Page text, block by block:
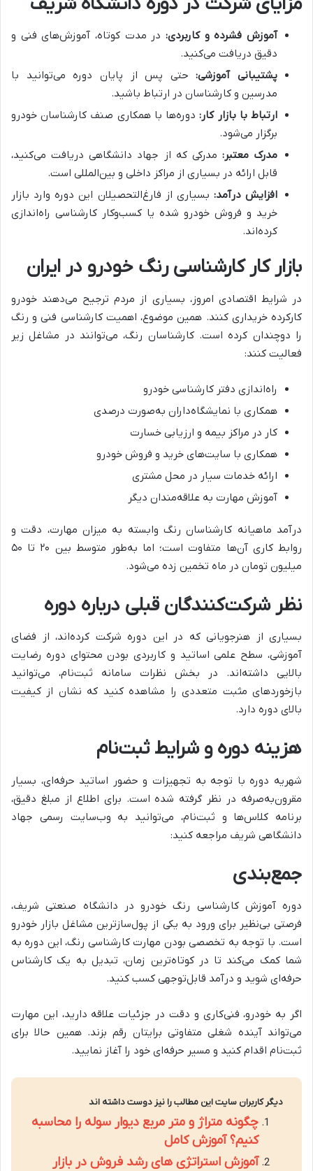
آموزش فشرده و کاربردی: در مدت کوتاه، آموزش‌های فنی و
دقیق دریافت می‌کنید.
پشتیبانی آموزشی:حتی پس از پایان دوره می‌توانید با
مدرسین و کارشناسان در ارتباط باشید.
ارتباط با بازار کار:دوره‌ها با همکاری صنف کارشناسان خودرو
برگزار می‌شود.
مدرک معتبر: مدرکی که از جهاد دانشگاهی دریافت می‌کنید،
قابل ارائه در بسیاری از مراکز داخلی و بین‌المللی است.
افزایش درآمد: بسیاری از فارغ‌التحصیلان این دوره وارد بازار
خرید و فروش خودرو شده یا کسب‌وکار کارشناسی راه‌اندازی
کرده‌اند.
بازار کار کارشناسی رنگ خودرو در ایران
در شرایط اقتصادی امروز، بسیاری از مردم ترجیح می‌دهند خودرو
کارکرده خریداری کنند. همین موضوع، اهمیت کارشناسی فنی و رنگ
را دوچندان کرده است. کارشناسان رنگ، می‌توانند در مشاغل زیر
فعالیت کنند:
راه‌اندازی دفتر کارشناسی خودرو
همکاری با نمایشگاه‌داران به‌صورت درصدی
کار در مراکز بیمه و ارزیابی خسارت
همکاری با سایت‌های خرید و فروش خودرو
ارائه خدمات سیار در محل مشتری
آموزش مهارت به علاقه‌مندان دیگر
درآمد ماهیانه کارشناسان رنگ وابسته به میزان مهارت، دقت و
روابط کاری آن‌ها متفاوت است؛ اما به‌طور متوسط بین ۲۰ تا ۵۰
میلیون تومان در ماه تخمین زده می‌شود.
نظر شرکت‌کنندگان قبلی درباره دوره
بسیاری از هنرجویانی که در این دوره شرکت کرده‌اند، از فضای
آموزشی، سطح علمی اساتید و کاربردی بودن محتوای دوره رضایت
بالایی داشته‌اند. در بخش نظرات سامانه ثبت‌نام، می‌توانید
بازخوردهای مثبت متعددی را مشاهده کنید که نشان از کیفیت
بالای دوره دارد.
هزینه دوره و شرایط ثبت‌نام
شهریه دوره با توجه به تجهیزات و حضور اساتید حرفه‌ای، بسیار
مقرون‌به‌صرفه در نظر گرفته شده است. برای اطلاع از مبلغ دقیق،
برنامه کلاس‌ها و ثبت‌نام، می‌توانید به وب‌سایت رسمی جهاد
دانشگاهی شریف مراجعه کنید:
جمع‌بندی
دوره آموزش کارشناسی رنگ خودرو در دانشگاه صنعتی شریف،
فرصتی بی‌نظیر برای ورود به یکی از پول‌سازترین مشاغل بازار خودرو
است. با توجه به تخصصی بودن مهارت کارشناسی رنگ، این دوره به
شما کمک می‌کند تا در کوتاه‌ترین زمان، تبدیل به یک کارشناس
حرفه‌ای شوید و درآمد قابل‌توجهی کسب کنید.
اگر به خودرو، فنی‌کاری و دقت در جزئیات علاقه دارید، این مهارت
می‌تواند آینده شغلی متفاوتی برایتان رقم بزند. همین حالا برای
ثبت‌نام اقدام کنید و مسیر حرفه‌ای خود را آغاز نمایید.
دیگر کاربران سایت این مطالب را نیز دوست داشته اند
چگونه متراژ و متر مربع دیوار سوله را محاسبه
کنیم؟ آموزش کامل
آموزش استراتژی های رشد فروش در بازار